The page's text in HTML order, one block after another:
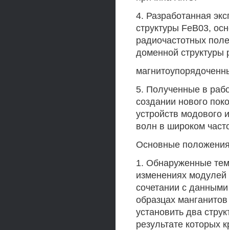
4. Разработанная
структуры FeB03,
радиочастотных
доменной структуры
5. Полученные в
создании нового
устройств модового
волн в широком
Основные
1. Обнаруженные
изменениях модулей
сочетании с
образцах
установить два
результате которых